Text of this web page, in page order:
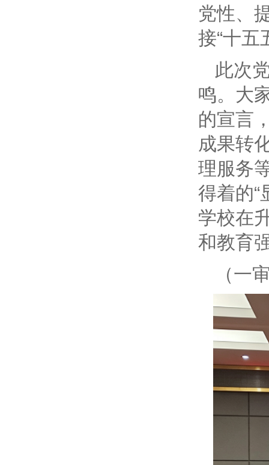
党性、
接“十五
此次
鸣。大
的宣言
成果转
理服务
得着的“
学校在
和教育
（